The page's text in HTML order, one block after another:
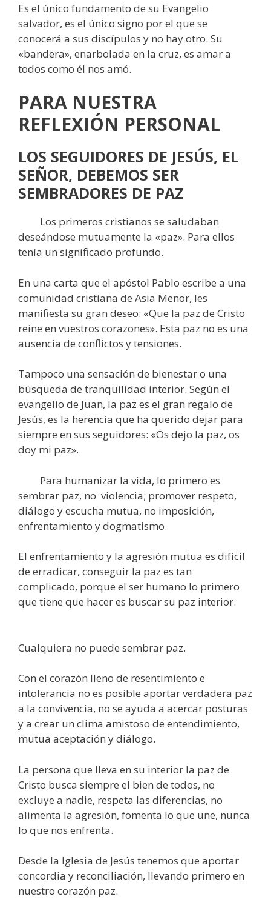
Es el único fundamento de su Evangelio
salvador, es el único signo por el que se
conocerá a sus discípulos y no hay otro. Su
«bandera», enarbolada en la cruz, es amar a
todos como él nos amó.
PARA NUESTRA
REFLEXIÓN PERSONAL
LOS SEGUIDORES DE JESÚS, EL
SEÑOR, DEBEMOS SER
SEMBRADORES DE PAZ
Los primeros cristianos se saludaban
deseándose mutuamente la «paz». Para ellos
tenía un significado profundo.
En una carta que el apóstol Pablo escribe a una
comunidad cristiana de Asia Menor, les
manifiesta su gran deseo: «Que la paz de Cristo
reine en vuestros corazones». Esta paz no es una
ausencia de conflictos y tensiones.
Tampoco una sensación de bienestar o una
búsqueda de tranquilidad interior. Según el
evangelio de Juan, la paz es el gran regalo de
Jesús, es la herencia que ha querido dejar para
siempre en sus seguidores: «Os dejo la paz, os
doy mi paz».
Para humanizar la vida, lo primero es
sembrar paz, no violencia; promover respeto,
diálogo y escucha mutua, no imposición,
enfrentamiento y dogmatismo.
El enfrentamiento y la agresión mutua es difícil
de erradicar, conseguir la paz es tan
complicado, porque el ser humano lo primero
que tiene que hacer es buscar su paz interior.
Cualquiera no puede sembrar paz.
Con el corazón lleno de resentimiento e
intolerancia no es posible aportar verdadera paz
a la convivencia, no se ayuda a acercar posturas
y a crear un clima amistoso de entendimiento,
mutua aceptación y diálogo.
La persona que lleva en su interior la paz de
Cristo busca siempre el bien de todos, no
excluye a nadie, respeta las diferencias, no
alimenta la agresión, fomenta lo que une, nunca
lo que nos enfrenta.
Desde la Iglesia de Jesús tenemos que aportar
concordia y reconciliación, llevando primero en
nuestro corazón paz.